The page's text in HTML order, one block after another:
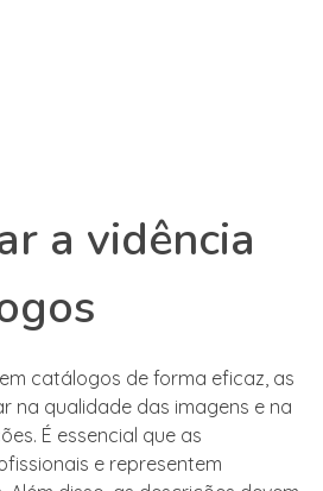
a vidência
catálogos de forma eficaz, as
na qualidade das imagens e na
É essencial que as
e representem